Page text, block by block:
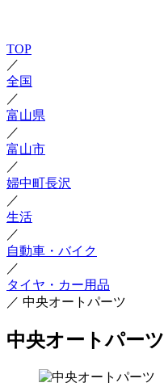
TOP
／
全国
／
富山県
／
富山市
／
婦中町長沢
／
生活
／
自動車・バイク
／
タイヤ・カー用品
／ 中央オートパーツ
中央オートパーツ